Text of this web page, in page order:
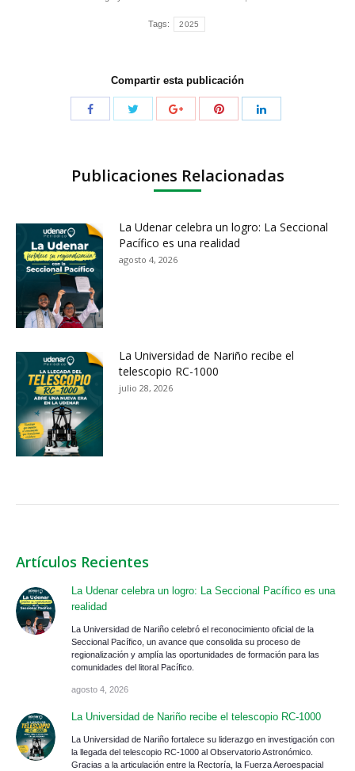
Tags: 2025
Compartir esta publicación
Publicaciones Relacionadas
La Udenar celebra un logro: La Seccional
Pacífico es una realidad
agosto 4, 2026
La Universidad de Nariño recibe el
telescopio RC-1000
julio 28, 2026
Artículos Recientes
La Udenar celebra un logro: La Seccional Pacífico es una
realidad
La Universidad de Nariño celebró el reconocimiento oficial de la
Seccional Pacífico, un avance que consolida su proceso de
regionalización y amplía las oportunidades de formación para las
comunidades del litoral Pacífico.
agosto 4, 2026
La Universidad de Nariño recibe el telescopio RC-1000
La Universidad de Nariño fortalece su liderazgo en investigación con
la llegada del telescopio RC-1000 al Observatorio Astronómico.
Gracias a la articulación entre la Rectoría, la Fuerza Aeroespacial